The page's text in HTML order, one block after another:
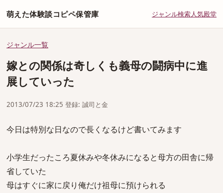
萌えた体験談コピペ保管庫 ジャンル検索人気殿堂
ジャンル一覧
嫁との関係は奇しくも義母の闘病中に進
展していった
2013/07/23 18:25 登録: 誠司と金
今日は特別な日なので長くなるけど書いてみます
小学生だったころ夏休みや冬休みになると母方の田舎に帰
省していた
母はすぐに家に戻り俺だけ祖母に預けられる